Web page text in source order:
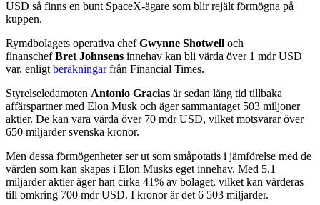
USD så finns en bunt SpaceX-ägare som blir rejält förmögna på
kuppen.
Rymdbolagets operativa chefGwynne Shotwell och
finanschefBret Johnsens innehav kan bli värda över 1 mdr USD
var, enligt beräkningarfrån Financial Times.
Styrelseledamoten Antonio Gracias är sedan lång tid tillbaka
affärspartner med Elon Musk och äger sammantaget 503 miljoner
aktier. De kan vara värda över 70 mdr USD, vilket motsvarar över
650 miljarder svenska kronor.
Men dessa förmögenheter ser ut som småpotatis i jämförelse med de
värden som kan skapas i Elon Musks eget innehav. Med 5,1
miljarder aktier äger han cirka 41% av bolaget, vilket kan värderas
till omkring 700 mdr USD. I kronor är det 6 503 miljarder.